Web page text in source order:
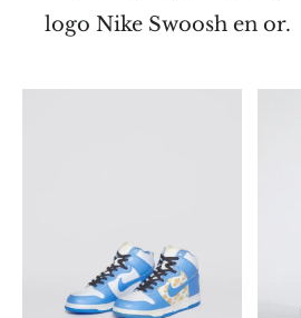
logo Nike Swoosh en or.